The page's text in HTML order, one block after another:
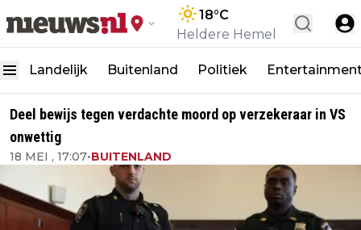
18°C
Heldere Hemel
Landelijk Buitenland Politiek
Deel bewijs tegen verdachte moord op verzekeraar in VS
onwettig
18 MEI , 17:07•BUITENLAND